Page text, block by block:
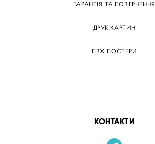
ГАРАНТІЯ ТА ПОВЕРНЕННЯ
ДРУК КАРТИН
ПВХ ПОСТЕРИ
КОНТАКТИ